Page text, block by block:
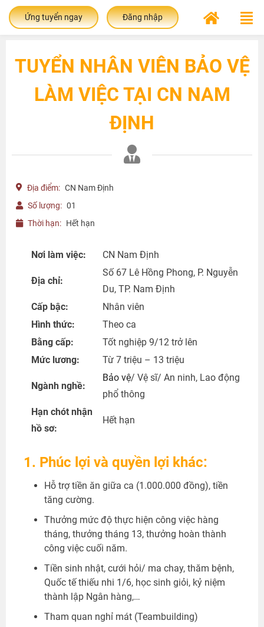
Ứng tuyển ngay Đăng nhập
TUYỂN NHÂN VIÊN BẢO VỆ
LÀM VIỆC TẠI CN NAM
ĐỊNH
Địa điểm: CN Nam Định
Số lượng: 01
Thời hạn: Hết hạn
Nơi làm việc: CN Nam Định
Địa chỉ:
Số 67 Lê Hồng Phong, P. Nguyễn
Du, TP. Nam Định
Cấp bậc:
Nhân viên
Hình thức:
Theo ca
Bằng cấp:
Tốt nghiệp 9/12 trở lên
Mức lương:
Từ 7 triệu – 13 triệu
Ngành nghề:
Bảo vệ/ Vệ sĩ/ An ninh, Lao động
phổ thông
Hạn chót nhận
hồ sơ:
Hết hạn
1. Phúc lợi và quyền lợi khác:
Hỗ trợ tiền ăn giữa ca (1.000.000 đồng), tiền
tăng cường.
Thưởng mức độ thực hiện công việc hàng
tháng, thưởng tháng 13, thưởng hoàn thành
công việc cuối năm.
Tiền sinh nhật, cưới hỏi/ ma chay, thăm bệnh,
Quốc tế thiếu nhi 1/6, học sinh giỏi, kỷ niệm
thành lập Ngân hàng,…
Tham quan nghỉ mát (Teambuilding)